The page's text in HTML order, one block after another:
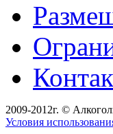
2009-2012г. ©
Условия